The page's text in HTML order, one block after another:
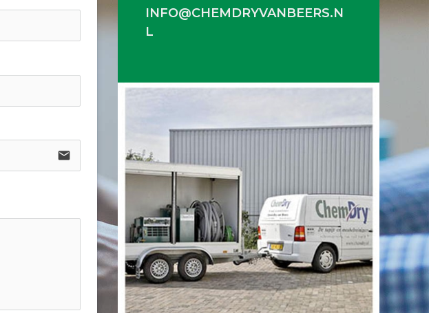
email
INFO@CHEMDRYVANBEERS.N
L